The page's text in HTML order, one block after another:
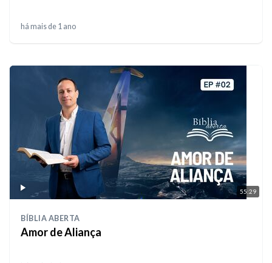
há mais de 1 ano
55:29
BÍBLIA ABERTA
Amor de Aliança